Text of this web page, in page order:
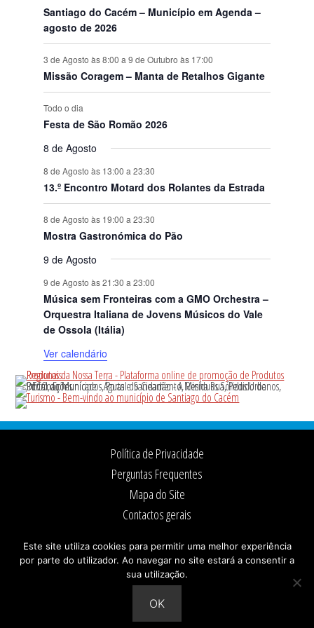
Santiago do Cacém – Município em Agenda –
agosto de 2026
3 de Agosto às 8:00 a 9 de Outubro às 17:00
Missão Coragem – Manta de Retalhos Gigante
Todo o dia
Festa de São Romão 2026
8 de Agosto
8 de Agosto às 13:00 a 23:30
13.º Encontro Motard dos Rolantes da Estrada
8 de Agosto às 19:00 a 23:30
Mostra Gastronómica do Pão
9 de Agosto
9 de Agosto às 21:30 a 23:00
Música sem Fronteiras com a GMO Orchestra –
Orquestra Italiana de Jovens Músicos do Vale
de Ossola (Itália)
Ver calendário
Footer
Política de Privacidade
Perguntas Frequentes
Mapa do Site
Contactos gerais
Câmara Municipal de Santiago do Cacém
Todos os direitos reservados
Este site utiliza cookies para permitir uma melhor experiência
por parte do utilizador. Ao navegar no site estará a consentir a
sua utilização.
OK